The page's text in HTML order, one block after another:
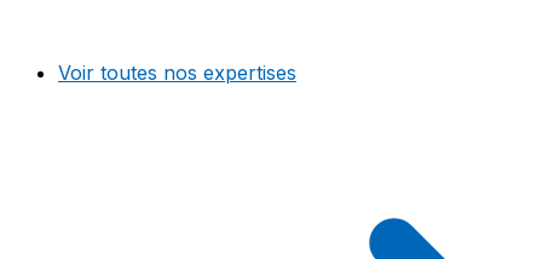
Voir toutes nos expertises